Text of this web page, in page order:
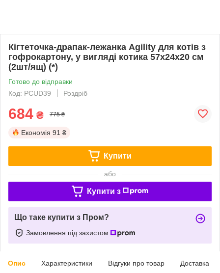
Кігтеточка-драпак-лежанка Agility для котів з
гофрокартону, у вигляді котика 57x24x20 см
(2шт/ящ) (*)
Готово до відправки
Код: PCUD39
Роздріб
684 ₴ 775 ₴
Економія 91 ₴
Купити
або
Купити з
Що таке купити з Пром?
Замовлення під захистом
Опис Характеристики Відгуки про товар Доставка